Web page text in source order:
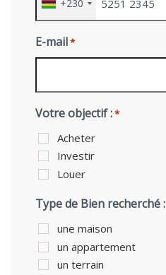
+230
E-mail*
Votre objectif :*
Acheter
Investir
Louer
Type de Bien recherché :
une maison
un appartement
un terrain